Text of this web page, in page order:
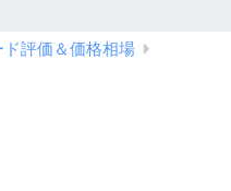
ド評価＆価格相場